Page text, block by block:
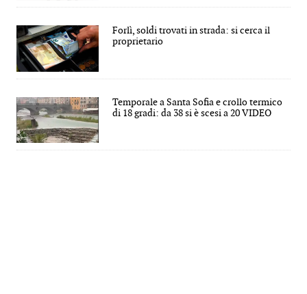
Forlì, soldi trovati in strada: si cerca il
proprietario
Temporale a Santa Sofia e crollo termico
di 18 gradi: da 38 si è scesi a 20 VIDEO